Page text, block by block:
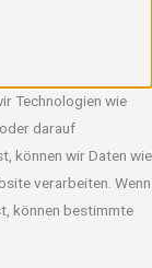
Technologien wie
darauf
können wir Daten wie
verarbeiten. Wenn
können bestimmte